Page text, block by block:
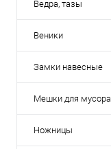
Ведра, тазы
Веники
Замки навесные
Мешки для мусора
Ножницы